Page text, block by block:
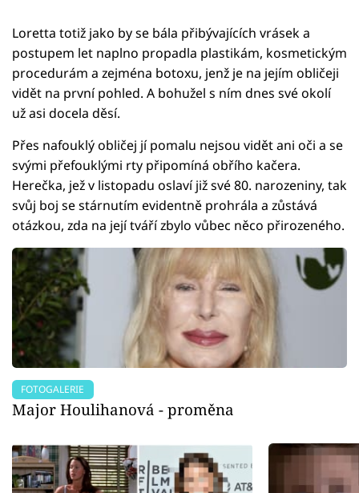
Loretta totiž jako by se bála přibývajících vrásek a
postupem let naplno propadla plastikám, kosmetickým
procedurám a zejména botoxu, jenž je na jejím obličeji
vidět na první pohled. A bohužel s ním dnes své okolí
už asi docela děsí.
Přes nafouklý obličej jí pomalu nejsou vidět ani oči a se
svými přefouklými rty připomíná obřího kačera.
Herečka, jež v listopadu oslaví již své 80. narozeniny, tak
svůj boj se stárnutím evidentně prohrála a zůstává
otázkou, zda na její tváří zbylo vůbec něco přirozeného.
FOTOGALERIE
Major Houlihanová - proměna